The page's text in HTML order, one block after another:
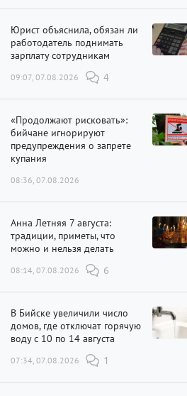
Юрист объяснила, обязан ли
работодатель поднимать
зарплату сотрудникам
09:07, 07.08.2026 4
«Продолжают рисковать»:
бийчане игнорируют
предупреждения о запрете
купания
08:36, 07.08.2026
Анна Летняя 7 августа:
традиции, приметы, что
можно и нельзя делать
08:14, 07.08.2026 6
В Бийске увеличили число
домов, где отключат горячую
воду с 10 по 14 августа
07:34, 07.08.2026 1